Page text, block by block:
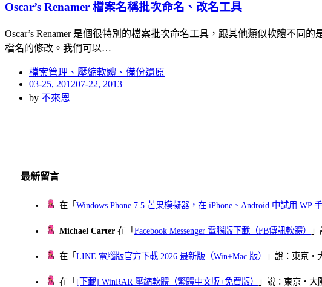
Oscar’s Renamer 檔案名稱批次命名、改名工具
Oscar’s Renamer 是個很特別的檔案批次命名工具，跟其他類似軟體不同
檔名的修改。我們可以…
檔案管理、壓縮軟體、備份還原
Posted
on
03-25, 201207-22, 2013
by 不來恩
最新留言
在「Windows Phone 7.5 芒果模擬器，在 iPhone、Android 中試用 WP
Michael Carter 在「Facebook Messenger 電腦版下載（FB傳訊軟體）
在「LINE 電腦版官方下載 2026 最新版（Win+Mac 版） 」說：東京・
在「 [下載] WinRAR 壓縮軟體（繁體中文版+免費版） 」說：東京・大